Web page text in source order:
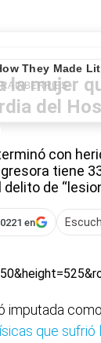
la mujer
del
con
tiene
de
en
imputada
que sufrió